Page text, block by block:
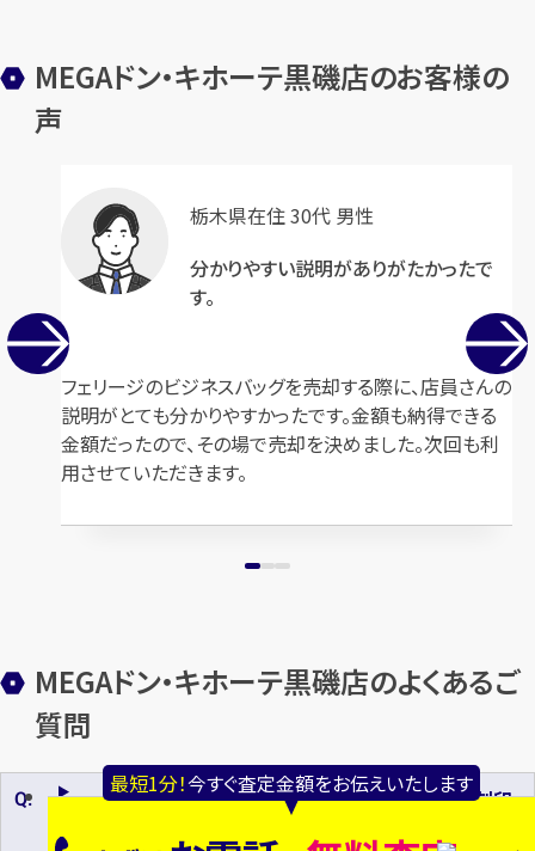
最短1分！今すぐ査定金額をお伝えいたします
フレッド パレンテシ ネックレス
750 全長約47.3cm
買取参考価格 124,000
金・貴金属
カルティエ トリニティ カフス
750
18金(K18)
MEGAドン・キホーテ黒磯店のお客様の
声
栃木県在住 30代 男性
分かりやすい説明がありがたかったで
す。
フェリージのビジネスバッグを売却する際に、店員さんの
説明がとても分かりやすかったです。金額も納得できる
金額だったので、その場で売却を決めました。次回も利
用させていただきます。
MEGAドン・キホーテ黒磯店のよくあるご
質問
刻印